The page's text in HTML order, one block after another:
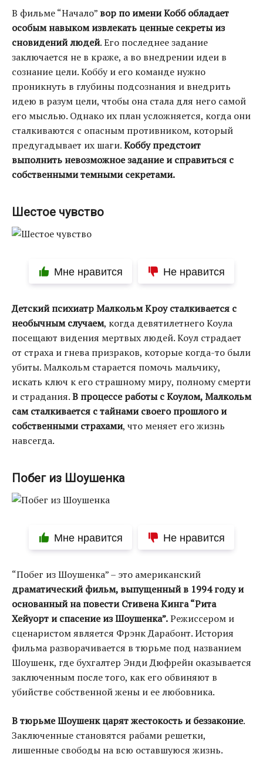
В фильме “Начало” вор по имени Кобб обладает
особым навыком извлекать ценные секреты из
сновидений людей. Его последнее задание
заключается не в краже, а во внедрении идеи в
сознание цели. Коббу и его команде нужно
проникнуть в глубины подсознания и внедрить
идею в разум цели, чтобы она стала для него самой
его мыслью. Однако их план усложняется, когда они
сталкиваются с опасным противником, который
предугадывает их шаги.Коббу предстоит
выполнить невозможное задание и справиться с
собственными темными секретами.
Шестое чувство
Мне нравится Не нравится
Детский психиатр Малкольм Кроу сталкивается с
необычным случаем, когда девятилетнего Коула
посещают видения мертвых людей. Коул страдает
от страха и гнева призраков, которые когда-то были
убиты. Малкольм старается помочь мальчику,
искать ключ к его страшному миру, полному смерти
и страдания.В процессе работы с Коулом, Малкольм
сам сталкивается с тайнами своего прошлого и
собственными страхами, что меняет его жизнь
навсегда.
Побег из Шоушенка
Мне нравится Не нравится
“Побег из Шоушенка” – это американский
драматический фильм, выпущенный в 1994 году и
основанный на повести Стивена Кинга “Рита
Хейуорт и спасение из Шоушенка”.Режиссером и
сценаристом является Фрэнк Дарабонт. История
фильма разворачивается в тюрьме под названием
Шоушенк, где бухгалтер Энди Дюфрейн оказывается
заключенным после того, как его обвиняют в
убийстве собственной жены и ее любовника.
В тюрьме Шоушенк царят жестокость и беззаконие.
Заключенные становятся рабами решетки,
лишенные свободы на всю оставшуюся жизнь.